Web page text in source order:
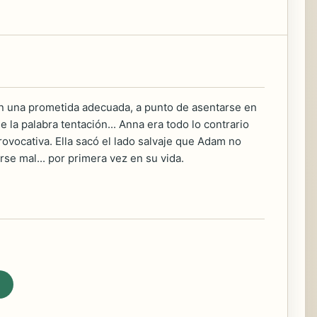
prometida adecuada, a punto de asentarse en
la palabra tentación... Anna era todo lo contrario
Ella sacó el lado salvaje que Adam no
mal... por primera vez en su vida.